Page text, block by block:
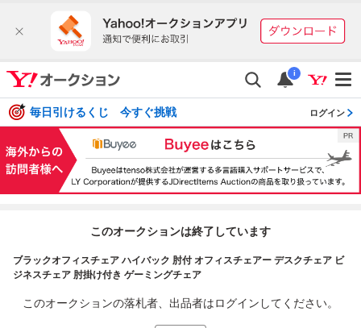
i
毎日引けるくじ 今すぐ挑戦 ログイン
このオークションは終了しています
ブラックオフィスチェア ハイバック 肘付 オフィスチェアー デスクチェア ビ
ジネスチェア 肘掛け付き ゲーミングチェア
このオークションの落札者、出品者はログインしてください。